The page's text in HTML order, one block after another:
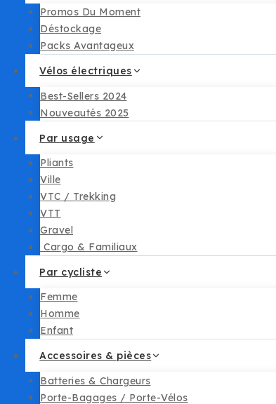
Promos Du Moment
Déstockage
Packs Avantageux
Vélos électriques
Best-Sellers 2024
Nouveautés 2025
Par usage
Pliants
Ville
VTC / Trekking
VTT
Gravel
︎ Cargo & Familiaux
Par cycliste
Femme
Homme
Enfant
Accessoires & pièces
Batteries & Chargeurs
Porte-Bagages / Porte-Vélos